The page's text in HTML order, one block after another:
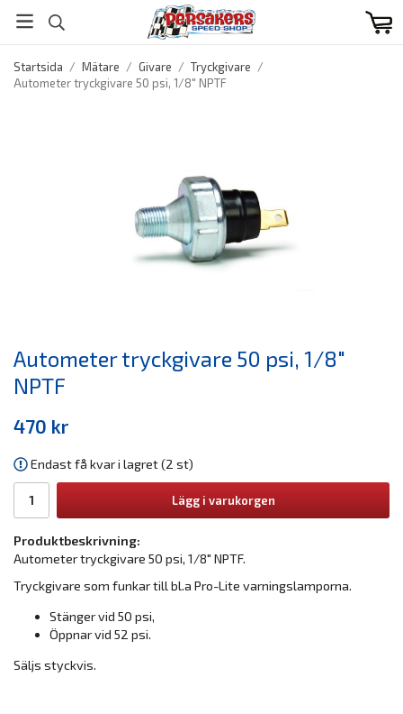
Startsida / Mätare / Givare / Tryckgivare /
Autometer tryckgivare 50 psi, 1/8" NPTF
Autometer tryckgivare 50 psi, 1/8"
NPTF
470 kr
Endast få kvar i lagret (2 st)
Lägg i varukorgen
Produktbeskrivning:
Autometer tryckgivare 50 psi, 1/8" NPTF.
Tryckgivare som funkar till bl.a Pro-Lite varningslamporna.
Stänger vid 50 psi,
Öppnar vid 52 psi.
Säljs styckvis.